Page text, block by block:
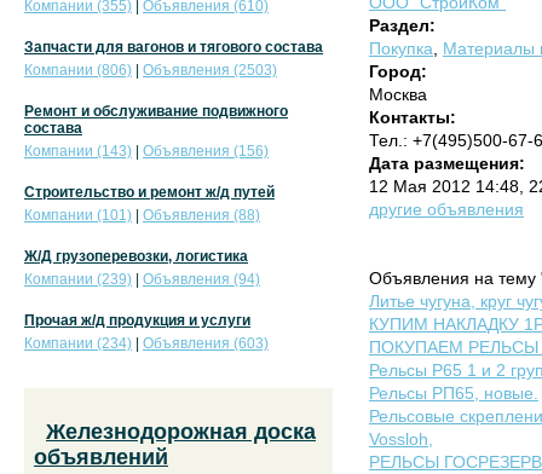
Раздел:
Покупка
Материалы
Город:
Москва
Контакты:
Тел.: +7(495)500-67-
Дата размещения:
12 Мая 2012 14:48,
другие объявления
Объявления на тему
Литье чугуна, круг
КУПИМ НАКЛАДКУ
ПОКУПАЕМ РЕЛЬСЫ
Рельсы Р65 1 и 2
Рельсы РП65, новые.
Рельсовые
Vossloh,
РЕЛЬСЫ ГОСРЕЗЕРВ
Компании (355)
Объявления (610)
Запчасти для вагонов и тягового состава
Компании (806)
Объявления (2503)
Ремонт и обслуживание подвижного
состава
Компании (143)
Объявления (156)
Строительство и ремонт ж/д путей
Компании (101)
Объявления (88)
Ж/Д грузоперевозки, логистика
Компании (239)
Объявления (94)
Прочая ж/д продукция и услуги
Компании (234)
Объявления (603)
Железнодорожная доска
объявлений